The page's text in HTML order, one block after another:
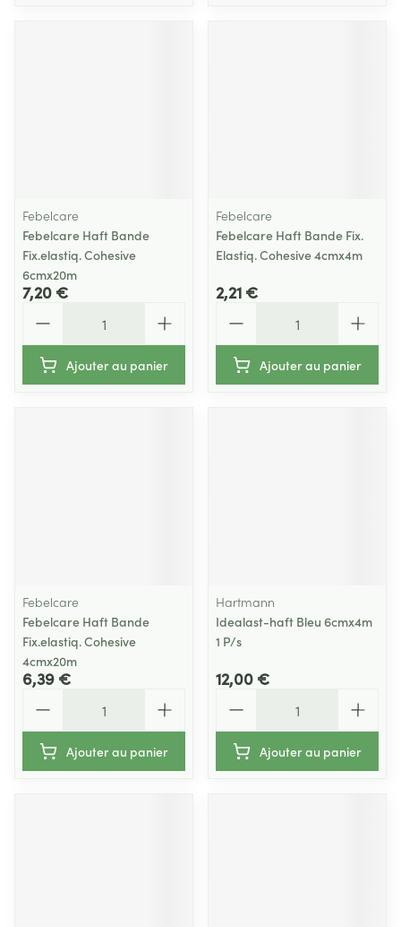
Febelcare
Febelcare Haft Bande
Fix.elastiq. Cohesive
6cmx20m
7,20 €
Ajouter au panier
Febelcare
Febelcare Haft Bande Fix.
Elastiq. Cohesive 4cmx4m
2,21 €
Ajouter au panier
Febelcare
Febelcare Haft Bande
Fix.elastiq. Cohesive
4cmx20m
6,39 €
Ajouter au panier
Hartmann
Idealast-haft Bleu 6cmx4m
1 P/s
12,00 €
Ajouter au panier